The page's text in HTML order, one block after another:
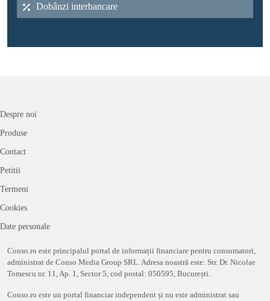
Dobânzi interbancare
Despre noi
Produse
Contact
Petitii
Termeni
Cookies
Date personale
Conso.ro este principalul portal de informații financiare pentru consumatori,
administrat de Conso Media Group SRL. Adresa noastră este: Str. Dr. Nicolae
Tomescu nr. 11, Ap. 1, Sector 5, cod postal: 050595, București.
Conso.ro este un portal financiar independent și nu este administrat sau